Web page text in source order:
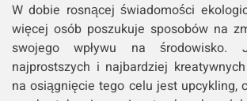
W dobie rosnącej świadomości
więcej osób poszukuje sposobów na
swojego wpływu na środowisko.
najprostszych i najbardziej
na osiągnięcie tego celu jest upcykling,